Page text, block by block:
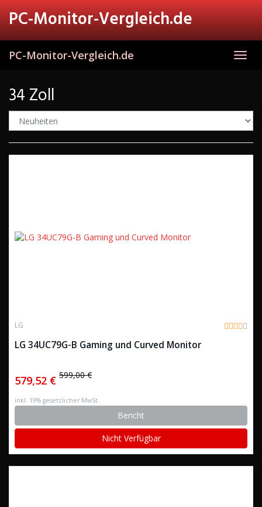
content
PC-Monitor-Vergleich.de
PC-Monitor-Vergleich.de
34 Zoll
LG
LG 34UC79G-B Gaming und Curved Monitor
579,52 € 599,00 €
inkl. 19% gesetzlicher MwSt.
Bericht
Nicht Verfügbar